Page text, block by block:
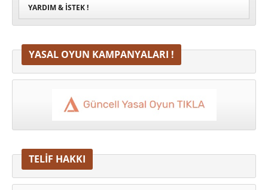
YARDIM & İSTEK !
YASAL OYUN KAMPANYALARI !
TELİF HAKKI